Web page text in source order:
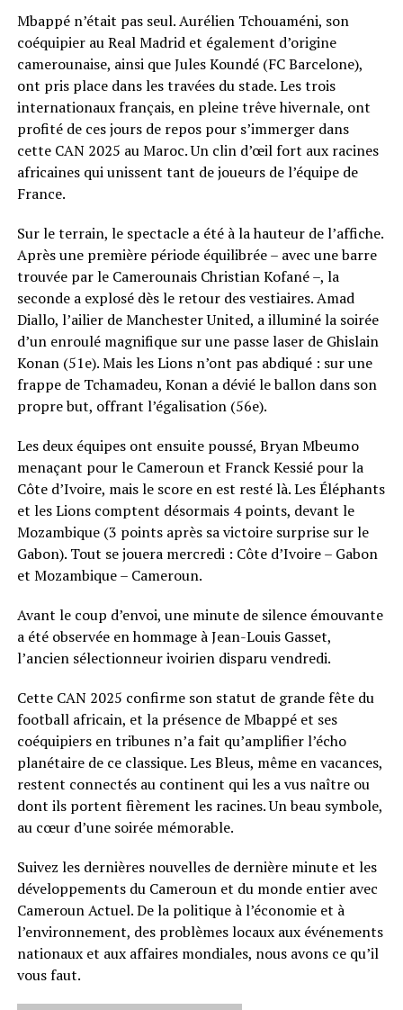
Mbappé n’était pas seul. Aurélien Tchouaméni, son
coéquipier au Real Madrid et également d’origine
camerounaise, ainsi que Jules Koundé (FC Barcelone),
ont pris place dans les travées du stade. Les trois
internationaux français, en pleine trêve hivernale, ont
profité de ces jours de repos pour s’immerger dans
cette CAN 2025 au Maroc. Un clin d’œil fort aux racines
africaines qui unissent tant de joueurs de l’équipe de
France.
Sur le terrain, le spectacle a été à la hauteur de l’affiche.
Après une première période équilibrée – avec une barre
trouvée par le Camerounais Christian Kofané –, la
seconde a explosé dès le retour des vestiaires. Amad
Diallo, l’ailier de Manchester United, a illuminé la soirée
d’un enroulé magnifique sur une passe laser de Ghislain
Konan (51e). Mais les Lions n’ont pas abdiqué : sur une
frappe de Tchamadeu, Konan a dévié le ballon dans son
propre but, offrant l’égalisation (56e).
Les deux équipes ont ensuite poussé, Bryan Mbeumo
menaçant pour le Cameroun et Franck Kessié pour la
Côte d’Ivoire, mais le score en est resté là. Les Éléphants
et les Lions comptent désormais 4 points, devant le
Mozambique (3 points après sa victoire surprise sur le
Gabon). Tout se jouera mercredi : Côte d’Ivoire – Gabon
et Mozambique – Cameroun.
Avant le coup d’envoi, une minute de silence émouvante
a été observée en hommage à Jean-Louis Gasset,
l’ancien sélectionneur ivoirien disparu vendredi.
Cette CAN 2025 confirme son statut de grande fête du
football africain, et la présence de Mbappé et ses
coéquipiers en tribunes n’a fait qu’amplifier l’écho
planétaire de ce classique. Les Bleus, même en vacances,
restent connectés au continent qui les a vus naître ou
dont ils portent fièrement les racines. Un beau symbole,
au cœur d’une soirée mémorable.
Suivez les dernières nouvelles de dernière minute et les
développements du Cameroun et du monde entier avec
Cameroun Actuel. De la politique à l’économie et à
l’environnement, des problèmes locaux aux événements
nationaux et aux affaires mondiales, nous avons ce qu’il
vous faut.